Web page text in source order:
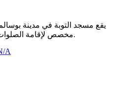
يقع مسجد التوبة في مدينة
مخصص لإقامة الصلوات الخمس والأنشطة الدينية.
A